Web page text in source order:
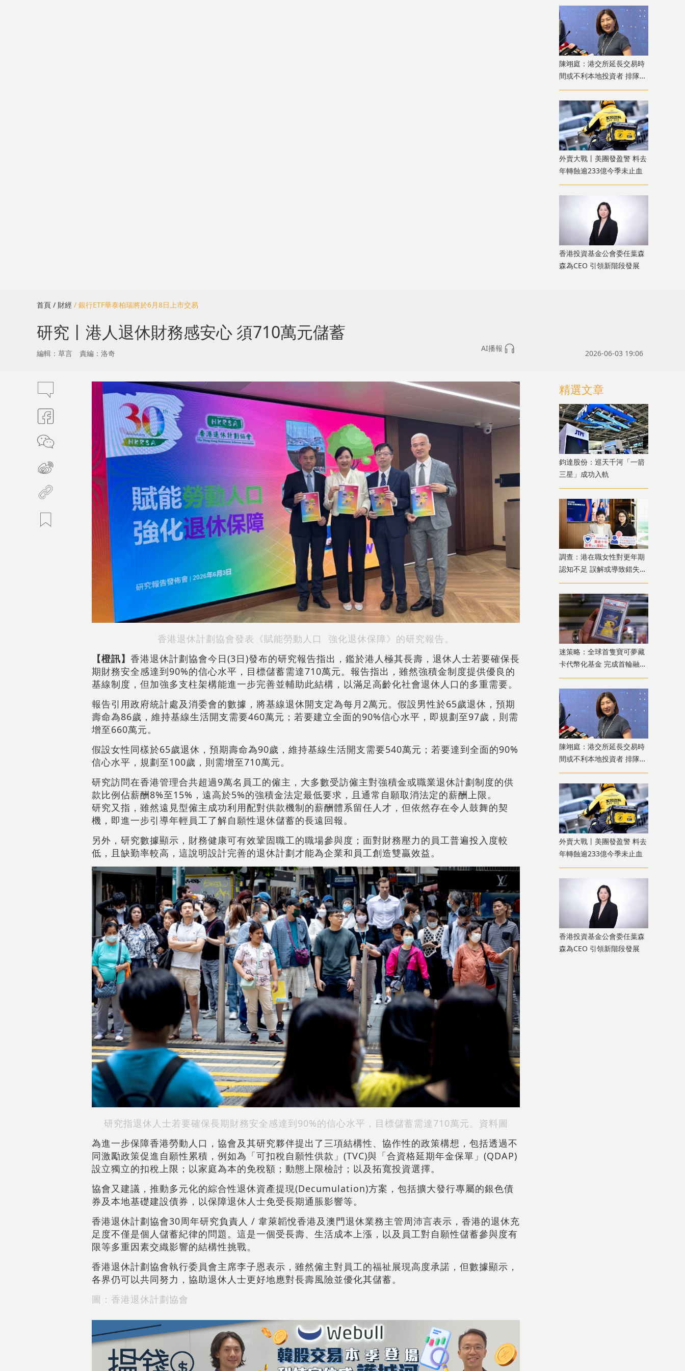
陳翊庭：港交所延長交易時
間或不利本地投資者 排隊上
市公司數量創新高
外賣大戰丨美團發盈警 料去
年轉蝕逾233億今季未止血
香港投資基金公會委任葉森
森為CEO 引領新階段發展
首頁 / 財經 / 銀行ETF華泰柏瑞將於6月8日上市交易
研究丨港人退休財務感安心 須710萬元儲蓄
AI播報
編輯：草言 責編：洛奇 2026-06-03 19:06
香港退休計劃協會發表《賦能勞動人口 強化退休保障》的研究報告。
【橙訊】 香港退休計劃協會今日(3日)發布的研究報告指出，鑑於港人極其長壽，退休人士若要確保長
期財務安全感達到90%的信心水平，目標儲蓄需達710萬元。報告指出，雖然強積金制度提供優良的
基線制度，但加強多支柱架構能進一步完善並輔助此結構，以滿足高齡化社會退休人口的多重需要。
報告引用政府統計處及消委會的數據，將基線退休開支定為每月2萬元。假設男性於65歲退休，預期
壽命為86歲，維持基線生活開支需要460萬元；若要建立全面的90%信心水平，即規劃至97歲，則需
增至660萬元。
假設女性同樣於65歲退休，預期壽命為90歲，維持基線生活開支需要540萬元；若要達到全面的90%
信心水平，規劃至100歲，則需增至710萬元。
研究訪問在香港管理合共超過9萬名員工的僱主，大多數受訪僱主對強積金或職業退休計劃制度的供
款比例佔薪酬8%至15%，遠高於5%的強積金法定最低要求，且通常自願取消法定的薪酬上限。
研究又指，雖然遠見型僱主成功利用配對供款機制的薪酬體系留任人才，但依然存在令人鼓舞的契
機，即進一步引導年輕員工了解自願性退休儲蓄的長遠回報。
另外，研究數據顯示，財務健康可有效鞏固職工的職場參與度；面對財務壓力的員工普遍投入度較
低，且缺勤率較高，這說明設計完善的退休計劃才能為企業和員工創造雙贏效益。
研究指退休人士若要確保長期財務安全感達到90%的信心水平，目標儲蓄需達710萬元。資料圖
為進一步保障香港勞動人口，協會及其研究夥伴提出了三項結構性、協作性的政策構想，包括透過不
同激勵政策促進自願性累積，例如為「可扣稅自願性供款」(TVC)與「合資格延期年金保單」(QDAP)
設立獨立的扣稅上限；以家庭為本的免稅額；動態上限檢討；以及拓寬投資選擇。
協會又建議，推動多元化的綜合性退休資產提現(Decumulation)方案，包括擴大發行專屬的銀色債
券及本地基礎建設債券，以保障退休人士免受長期通脹影響等。
香港退休計劃協會30周年研究負責人 / 韋萊韜悅香港及澳門退休業務主管周沛言表示，香港的退休充
足度不僅是個人儲蓄紀律的問題。這是一個受長壽、生活成本上漲，以及員工對自願性儲蓄參與度有
限等多重因素交織影響的結構性挑戰。
香港退休計劃協會執行委員會主席李子恩表示，雖然僱主對員工的福祉展現高度承諾，但數據顯示，
各界仍可以共同努力，協助退休人士更好地應對長壽風險並優化其儲蓄。
圖：香港退休計劃協會
精選文章
鈞達股份：巡天千河「一箭
三星」成功入軌
調查：港在職女性對更年期
認知不足 誤解或導致錯失
「黃金預防期」
迷策略：全球首隻寶可夢藏
卡代幣化基金 完成首輪融資
兼獲超購
陳翊庭：港交所延長交易時
間或不利本地投資者 排隊上
市公司數量創新高
外賣大戰丨美團發盈警 料去
年轉蝕逾233億今季未止血
香港投資基金公會委任葉森
森為CEO 引領新階段發展